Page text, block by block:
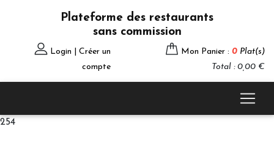
Plateforme des restaurants
sans commission
Login | Créer un
compte
Mon Panier : 0 Plat(s)
Total : 0,00 €
254